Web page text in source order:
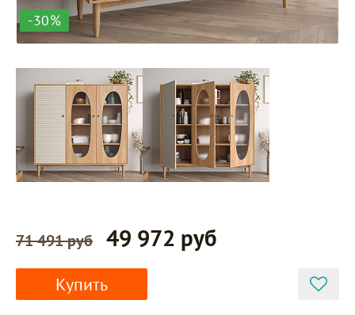
-30%
71 491 руб 49 972 руб
Купить